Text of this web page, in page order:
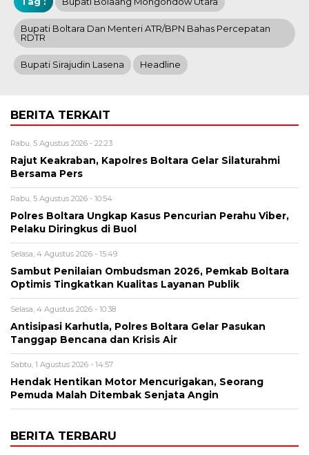
Bupati Boltara Dan Menteri ATR/BPN Bahas Percepatan
RDTR
Bupati Sirajudin Lasena Headline
BERITA TERKAIT
Rabu, 5 Agustus 2026 - 22:23
Rajut Keakraban, Kapolres Boltara Gelar Silaturahmi
Bersama Pers
Rabu, 5 Agustus 2026 - 10:54
Polres Boltara Ungkap Kasus Pencurian Perahu Viber,
Pelaku Diringkus di Buol
Selasa, 4 Agustus 2026 - 15:49
Sambut Penilaian Ombudsman 2026, Pemkab Boltara
Optimis Tingkatkan Kualitas Layanan Publik
Selasa, 4 Agustus 2026 - 10:38
Antisipasi Karhutla, Polres Boltara Gelar Pasukan
Tanggap Bencana dan Krisis Air
Sabtu, 1 Agustus 2026 - 14:57
Hendak Hentikan Motor Mencurigakan, Seorang
Pemuda Malah Ditembak Senjata Angin
BERITA TERBARU